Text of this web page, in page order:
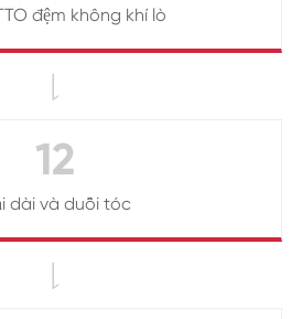
đệm không khí lò

12
dài và duỗi tóc
